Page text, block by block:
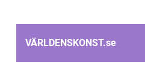
VÄRLDENSKONST.se